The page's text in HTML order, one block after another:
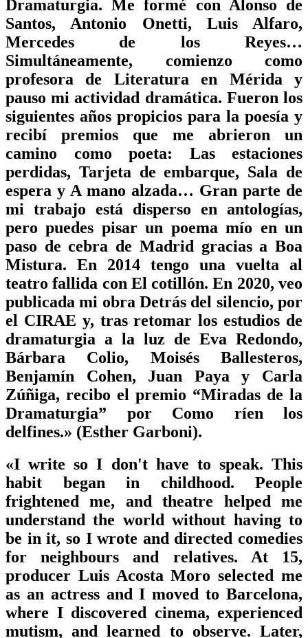
Dramaturgia. Me formé con Alonso de
Santos, Antonio Onetti, Luis Alfaro,
Mercedes de los Reyes…
Simultáneamente, comienzo como
profesora de Literatura en Mérida y
pauso mi actividad dramática. Fueron los
siguientes años propicios para la poesía y
recibí premios que me abrieron un
camino como poeta: Las estaciones
perdidas, Tarjeta de embarque, Sala de
espera y A mano alzada… Gran parte de
mi trabajo está disperso en antologías,
pero puedes pisar un poema mío en un
paso de cebra de Madrid gracias a Boa
Mistura. En 2014 tengo una vuelta al
teatro fallida con El cotillón. En 2020, veo
publicada mi obra Detrás del silencio, por
el CIRAE y, tras retomar los estudios de
dramaturgia a la luz de Eva Redondo,
Bárbara Colio, Moisés Ballesteros,
Benjamín Cohen, Juan Paya y Carla
Zúñiga, recibo el premio “Miradas de la
Dramaturgia” por Como ríen los
delfines.» (Esther Garboni).
«I write so I don't have to speak. This
habit began in childhood. People
frightened me, and theatre helped me
understand the world without having to
be in it, so I wrote and directed comedies
for neighbours and relatives. At 15,
producer Luis Acosta Moro selected me
as an actress and I moved to Barcelona,
where I discovered cinema, experienced
mutism, and learned to observe. Later,